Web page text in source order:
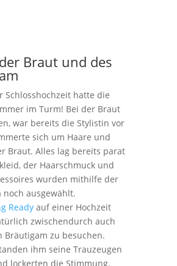
Braut und des
Schlosshochzeit hatte die
im Turm! Bei der Braut
war bereits die Stylistin vor
sich um Haare und
Braut. Alles lag bereits parat
der Haarschmuck und
wurden mithilfe der
noch ausgewählt.
Ready auf einer Hochzeit
zwischendurch auch
Bräutigam zu besuchen.
ihm seine Trauzeugen
lockerten die Stimmung.